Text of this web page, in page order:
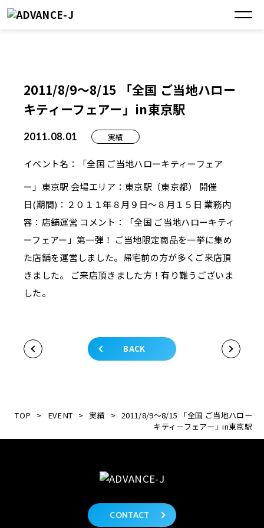
2011/8/9～8/15 「全国 ご当地ハロー
キティーフェアー」in東京駅
2011.08.01 実績
イベント名：「全国 ご当地ハローキティーフェア
ー」東京駅 会場エリア：東京駅（東京都） 開催
日(期間)：２０１１年８月９日～８月１５日 業務内
容：店舗運営 コメント：「全国 ご当地ハローキティ
ーフェアー」第一弾！ ご当地限定商品を一挙に集め
た店舗を運営しました。帰宅前の方が多くご来店頂
きました。 ご来店頂きました方！有り難うございま
した。
BACK
TOP > EVENT > 実績 > 2011/8/9～8/15 「全国 ご当地ハロー
キティーフェアー」in東京駅
CONTACT